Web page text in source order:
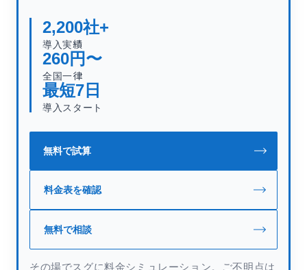
2,200社+
導入実績
260円〜
全国一律
最短7 日
導入スタート
無料で試算
料金表を確認
無料で相談
その場でスグに料金シミュレーション。ご不明点は